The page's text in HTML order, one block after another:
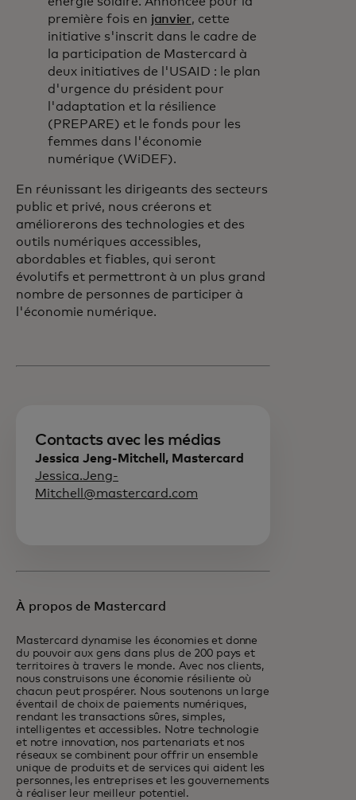
première fois en janvier, cette
initiative s'inscrit dans le cadre de
la participation de Mastercard à
deux initiatives de l'USAID : le plan
d'urgence du président pour
l'adaptation et la résilience
(PREPARE) et le fonds pour les
femmes dans l'économie
numérique (WiDEF).
En réunissant les dirigeants des secteurs
public et privé, nous créerons et
améliorerons des technologies et des
outils numériques accessibles,
abordables et fiables, qui seront
évolutifs et permettront à un plus grand
nombre de personnes de participer à
l'économie numérique.
Contacts avec les médias
Jessica Jeng-Mitchell, Mastercard
Jessica.Jeng-
Mitchell@mastercard.com
À propos de Mastercard
Mastercard dynamise les économies et donne
du pouvoir aux gens dans plus de 200 pays et
territoires à travers le monde. Avec nos clients,
nous construisons une économie résiliente où
chacun peut prospérer. Nous soutenons un large
éventail de choix de paiements numériques,
rendant les transactions sûres, simples,
intelligentes et accessibles. Notre technologie
et notre innovation, nos partenariats et nos
réseaux se combinent pour offrir un ensemble
unique de produits et de services qui aident les
personnes, les entreprises et les gouvernements
à réaliser leur meilleur potentiel.